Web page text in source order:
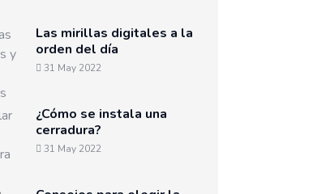
Las mirillas digitales a la
orden del día
31 May 2022
¿Cómo se instala una
cerradura?
31 May 2022